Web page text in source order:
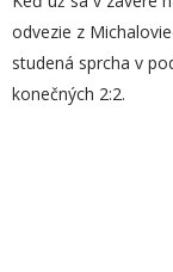
odvezie z
studená sprcha v
konečných 2:2.